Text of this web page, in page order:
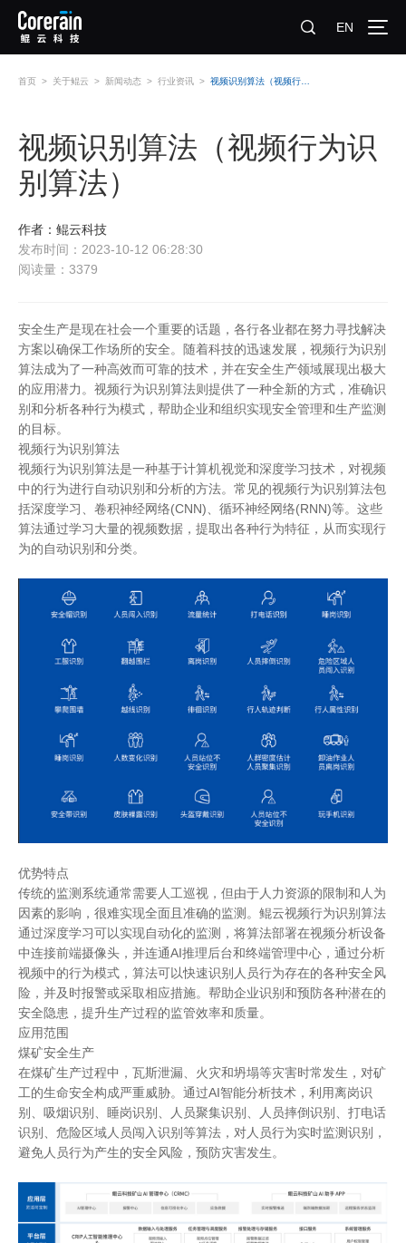
EN
首页 > 关于鲲云 > 新闻动态 > 行业资讯 >
视频识别算法（视频行为识
别算法）
作者：鲲云科技
发布时间：2023-10-12 06:28:30
阅读量：3379
安全生产是现在社会一个重要的话题，各行各业都在努力寻找解决
方案以确保工作场所的安全。随着科技的迅速发展，视频行为识别
算法成为了一种高效而可靠的技术，并在安全生产领域展现出极大
的应用潜力。视频行为识别算法则提供了一种全新的方式，准确识
别和分析各种行为模式，帮助企业和组织实现安全管理和生产监测
的目标。
视频行为识别算法
视频行为识别算法是一种基于计算机视觉和深度学习技术，对视频
中的行为进行自动识别和分析的方法。常见的视频行为识别算法包
括深度学习、卷积神经网络(CNN) 、循环神经网络(RNN)等。这些
算法通过学习大量的视频数据，提取出各种行为特征，从而实现行
为的自动识别和分类。
优势特点
传统的监测系统通常需要人工巡视，但由于人力资源的限制和人为
因素的影响，很难实现全面且准确的监测。鲲云视频行为识别算法
通过深度学习可以实现自动化的监测 ，将算法部署在视频分析设备
中连接前端摄像头，并连通AI推理后台和终端管理中心，通过分析
视频中的行为模式，算法可以快速识别人员行为存在的各种安全风
险，并及时报警或采取相应措施。帮助企业识别和预防各种潜在的
安全隐患，提升生产过程的监管效率和质量。
应用范围
煤矿安全生产
在煤矿生产过程中，瓦斯泄漏、火灾和坍塌等灾害时常发生，对矿
工的生命安全构成严重威胁。通过AI智能分析技术，利用离岗识
别、吸烟识别、睡岗识别、人员聚集识别、人员摔倒识别、打电话
识别、危险区域人员闯入识别等算法，对人员行为实时监测识别，
避免人员行为产生的安全风险，预防灾害发生。